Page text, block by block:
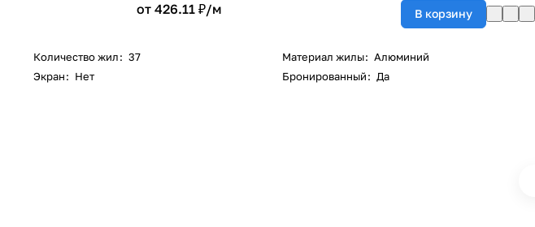
от 426.11 ₽/м В корзину
Количество жил: 37 Материал жилы: Алюминий
Экран: Нет Бронированный: Да